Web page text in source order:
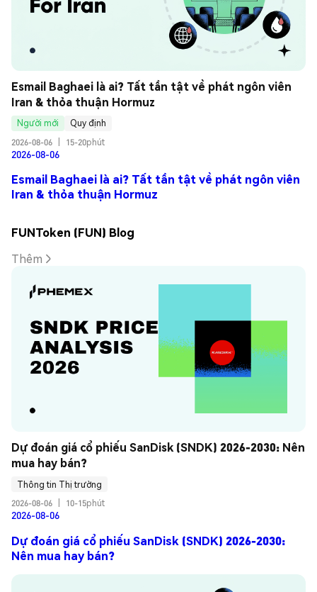
Esmail Baghaei là ai? Tất tần tật về phát ngôn viên
Iran & thỏa thuận Hormuz
Người mới
Quy định
2026-08-06
15-20phút
2026-08-06
Esmail Baghaei là ai? Tất tần tật về phát ngôn viên
Iran & thỏa thuận Hormuz
FUNToken (FUN) Blog
Thêm
Dự đoán giá cổ phiếu SanDisk (SNDK) 2026-2030: Nên
mua hay bán?
Thông tin Thị trường
2026-08-06
10-15phút
2026-08-06
Dự đoán giá cổ phiếu SanDisk (SNDK) 2026-2030:
Nên mua hay bán?